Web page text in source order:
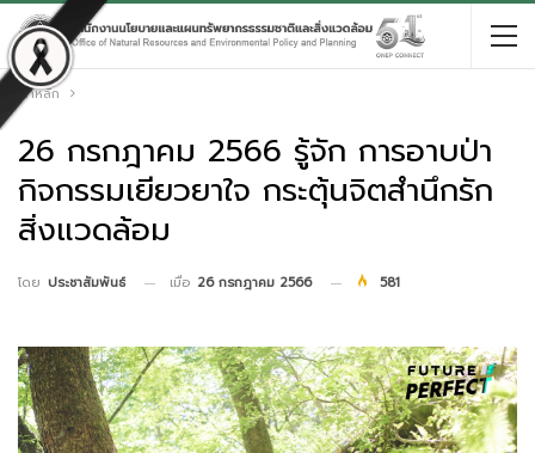
หน้าหลัก
26 กรกฎาคม 2566 รู้จัก การอาบป่า
กิจกรรมเยียวยาใจ กระตุ้นจิตสำนึกรัก
สิ่งแวดล้อม
โดย ประชาสัมพันธ์ เมื่อ 26 กรกฎาคม 2566 581